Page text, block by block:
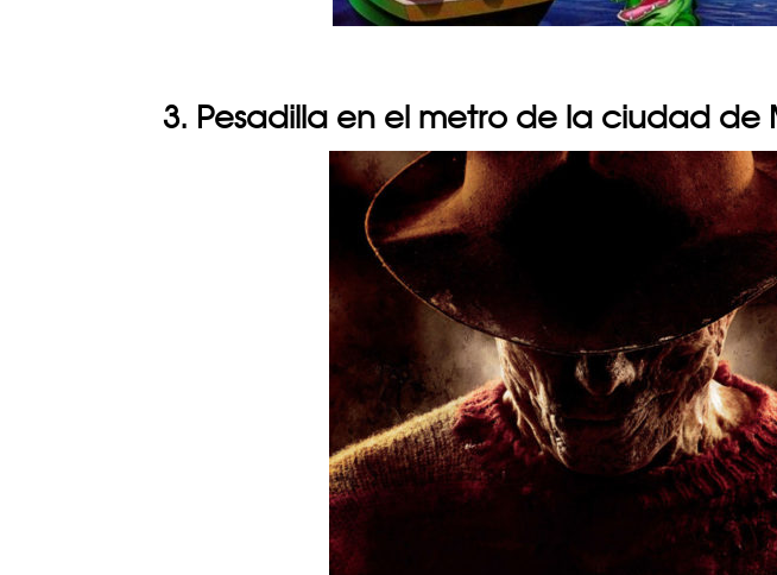
3. Pesadilla en el metro de la ciudad de